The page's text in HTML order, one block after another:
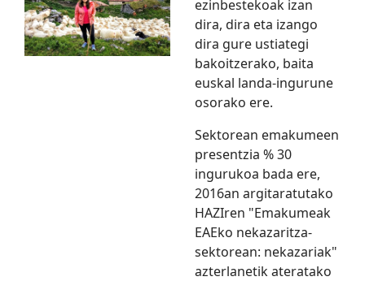
ezinbestekoak izan
dira, dira eta izango
dira gure ustiategi
bakoitzerako, baita
euskal landa-ingurune
osorako ere.
Sektorean emakumeen
presentzia % 30
ingurukoa bada ere,
2016an argitaratutako
HAZIren "Emakumeak
EAEko nekazaritza-
sektorean: nekazariak"
azterlanetik ateratako